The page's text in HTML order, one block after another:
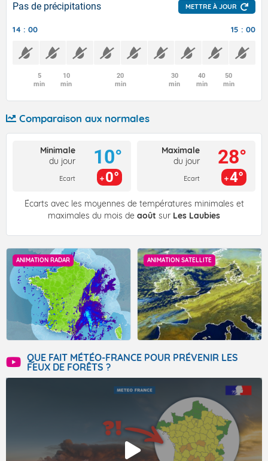
Pas de précipitations METTRE À JOUR
14 : 00 15 : 00
5
min
10
min
20
min
30
min
40
min
50
min
Comparaison aux normales
Minimale
du jour
Ecart
10°
0°
Maximale
du jour
Ecart
28°
4°
Écarts avec les moyennes de températures minimales et
maximales du mois de août sur Les Laubies
ANIMATION RADAR ANIMATION SATELLITE
QUE FAIT MÉTÉO-FRANCE POUR PRÉVENIR LES
FEUX DE FORÊTS ?